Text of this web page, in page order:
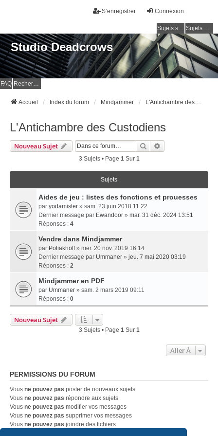
Connexion
S’enregistrer
Sujets sans réponse Sujets actifs
Studio Deadcrows
FAQ Rechercher
Accueil Index du forum Mindjammer L'Antichambre des Custodiens
L'Antichambre des Custodiens
Nouveau Sujet Rechercher
3 Sujets • Page 1Sur 1
Sujets
Aides de jeu : listes des fonctions et prouesses
par yodamister » sam. 23 juin 2018 11:22
Dernier message par Ewandoor » mar. 31 déc. 2024 13:51
Réponses : 4
Vendre dans Mindjammer
par Poliakhoff» mer. 20 nov. 2019 16:14
Dernier message par Ummaner » jeu. 7 mai 2020 03:19
Réponses : 2
Mindjammer en PDF
par Ummaner » sam. 2 mars 2019 09:11
Réponses : 0
Nouveau Sujet
3 Sujets • Page 1Sur 1
Aller À
PERMISSIONS DU FORUM
Vous ne pouvez pas poster de nouveaux sujets
Vous ne pouvez pas répondre aux sujets
Vous ne pouvez pas modifier vos messages
Vous ne pouvez pas supprimer vos messages
Vous ne pouvez pas joindre des fichiers